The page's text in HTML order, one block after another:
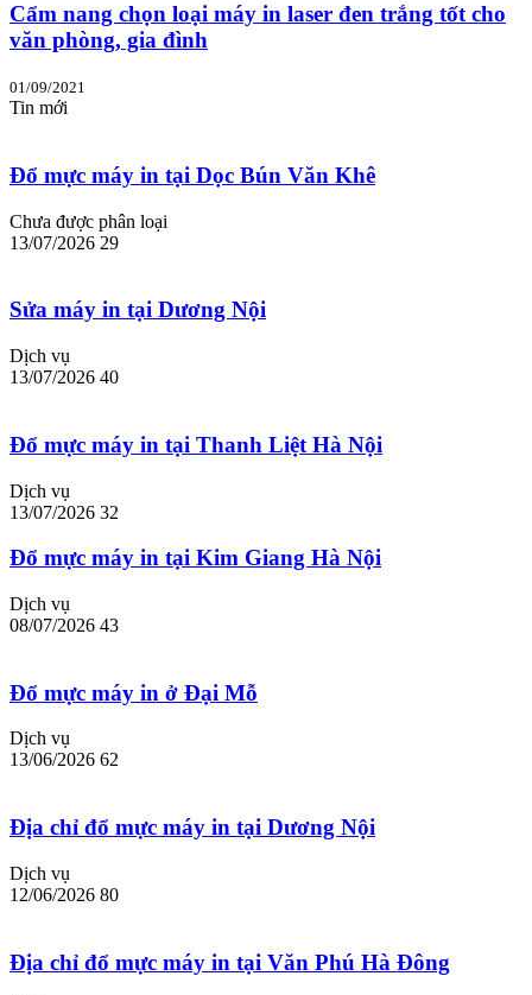
Cẩm nang chọn loại máy in laser đen trắng tốt cho
văn phòng, gia đình
01/09/2021
Tin mới
Đổ mực máy in tại Dọc Bún Văn Khê
Chưa được phân loại
13/07/2026 29
Sửa máy in tại Dương Nội
Dịch vụ
13/07/2026 40
Đổ mực máy in tại Thanh Liệt Hà Nội
Dịch vụ
13/07/2026 32
Đổ mực máy in tại Kim Giang Hà Nội
Dịch vụ
08/07/2026 43
Đổ mực máy in ở Đại Mỗ
Dịch vụ
13/06/2026 62
Địa chỉ đổ mực máy in tại Dương Nội
Dịch vụ
12/06/2026 80
Địa chỉ đổ mực máy in tại Văn Phú Hà Đông